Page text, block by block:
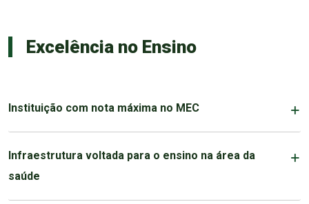
Excelência no Ensino
Instituição com nota máxima no MEC
Infraestrutura voltada para o ensino na área da
saúde